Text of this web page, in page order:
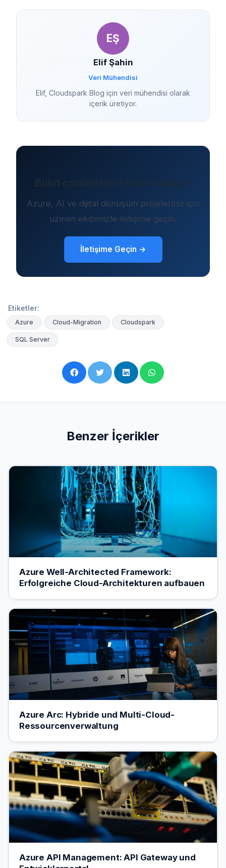
EŞ
Elif Şahin
Veri Mühendisi
Elif, Cloudspark Blog için veri mühendisi olarak
içerik üretiyor.
Bulut çözümlerine hazır mısınız?
Azure, AI ve dijital dönüşüm projeleriniz için
uzman ekibimizle iletişime geçin.
İletişime Geçin →
Etiketler:
Azure Cloud-Migration Cloudspark
SQL Server
Benzer İçerikler
Azure Well-Architected Framework:
Erfolgreiche Cloud-Architekturen aufbauen
Azure Arc: Hybride und Multi-Cloud-
Ressourcenverwaltung
Azure API Management: API Gateway und